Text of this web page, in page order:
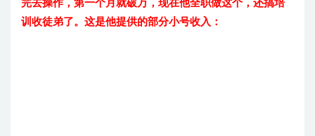
完去操作，第一个月就破万，现在他全职做这个，还搞培
训收徒弟了。这是他提供的部分小号收入：